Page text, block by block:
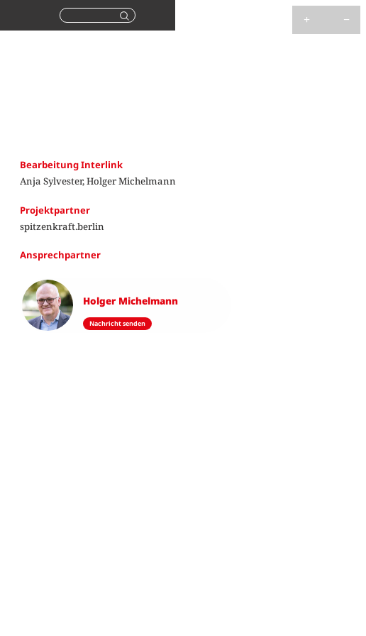
Suchen
Bearbeitung Interlink
Anja Sylvester, Holger Michelmann
Projektpartner
spitzenkraft.berlin
Ansprechpartner
Holger Michelmann
Nachricht senden